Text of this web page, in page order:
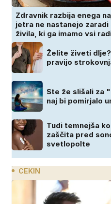
Zdravnik razbija enega
jetra ne nastanejo
živila, ki ga imamo vsi
Želite živeti
pravijo
Ste že slišali za
naj bi pomirjalo
Tudi temnejša
zaščita pred
svetlopolte
CEKIN